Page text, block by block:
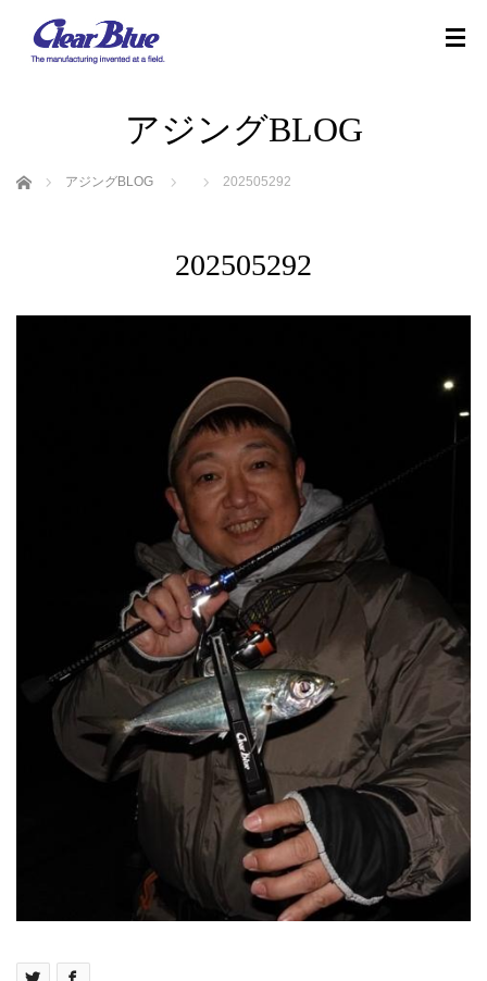
アジングBLOG
ホーム アジングBLOG 202505292
202505292